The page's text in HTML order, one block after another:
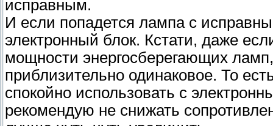
исправным.
И если попадется лампа с
электронный блок. Кстати, даже
мощности энергосберегающих
приблизительно одинаковое. То
спокойно использовать с
рекомендую не снижать